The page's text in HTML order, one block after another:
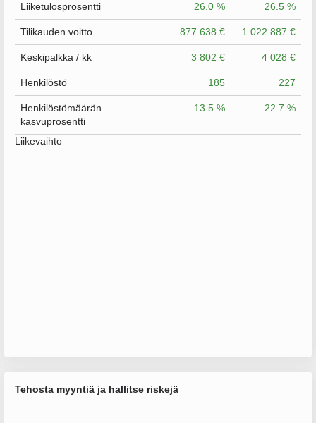
Liiketulosprosentti 26.0 % 26.5 %
Tilikauden voitto 877 638 € 1 022 887 €
Keskipalkka / kk 3 802 € 4 028 €
Henkilöstö 185 227
Henkilöstömäärän
kasvuprosentti
13.5 % 22.7 %
Liikevaihto
Tehosta myyntiä ja hallitse riskejä